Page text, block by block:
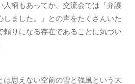
人柄もあってか、交流会では「弁護
しました。」との声をたくさんいた
頼りになる存在であることに気づい
は思えない空前の雪と強風という大